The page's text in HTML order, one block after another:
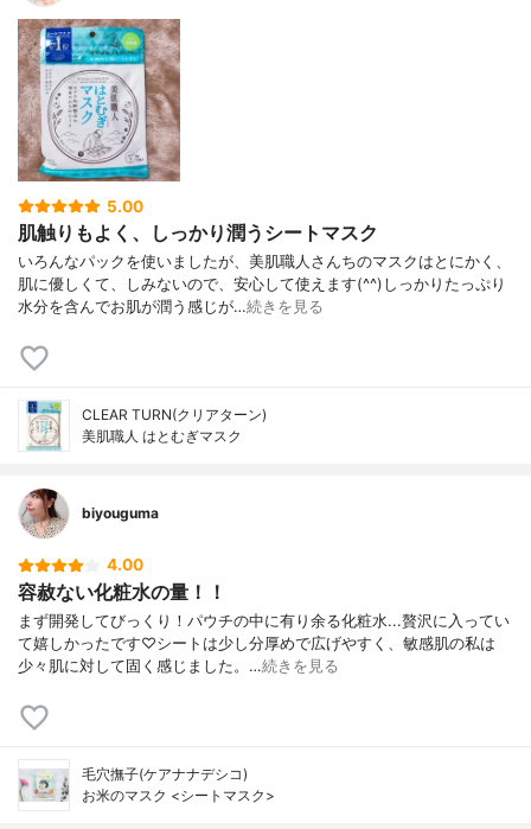
5.00
肌触りもよく、しっかり潤うシートマスク
いろんなパックを使いましたが、美肌職人さんちのマスクはとにかく、
肌に優しくて、しみないので、安心して使えます(^^)しっかりたっぷり
水分を含んでお肌が潤う感じが…続きを見る
CLEAR TURN(クリアターン)
美肌職人 はとむぎマスク
biyouguma
4.00
容赦ない化粧水の量！！
まず開発してびっくり！パウチの中に有り余る化粧水...贅沢に入ってい
て嬉しかったです♡シートは少し分厚めで広げやすく、敏感肌の私は
少々肌に対して固く感じました。…続きを見る
毛穴撫子(ケアナナデシコ)
お米のマスク <シートマスク>